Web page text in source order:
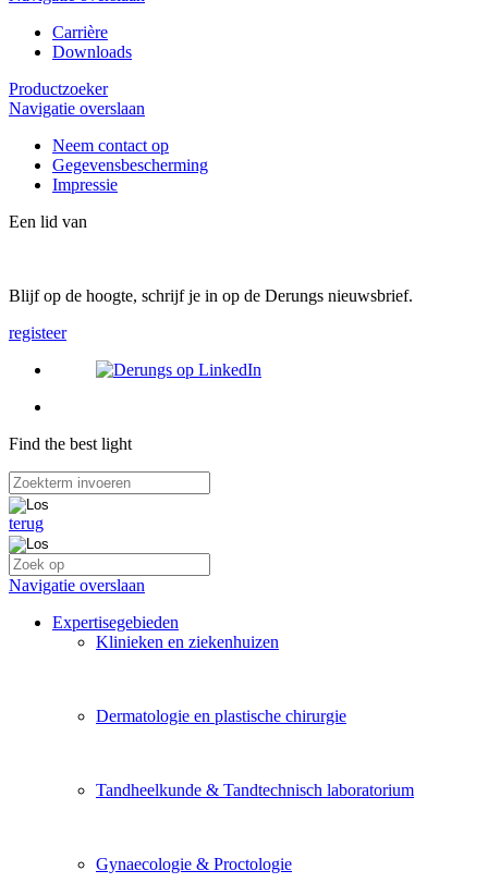
Carrière
Downloads
Productzoeker
Navigatie overslaan
Neem contact op
Gegevensbescherming
Impressie
Een lid van
Blijf op de hoogte, schrijf je in op de Derungs nieuwsbrief.
registeer
Find the best light
terug
Navigatie overslaan
Expertisegebieden
Klinieken en ziekenhuizen
Dermatologie en plastische chirurgie
Tandheelkunde & Tandtechnisch laboratorium
Gynaecologie & Proctologie